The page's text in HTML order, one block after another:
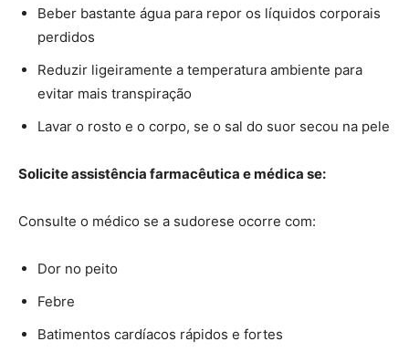
Beber bastante água para repor os líquidos corporais
perdidos
Reduzir ligeiramente a temperatura ambiente para
evitar mais transpiração
Lavar o rosto e o corpo, se o sal do suor secou na pele
Solicite assistência farmacêutica e médica se:
Consulte o médico se a sudorese ocorre com:
Dor no peito
Febre
Batimentos cardíacos rápidos e fortes